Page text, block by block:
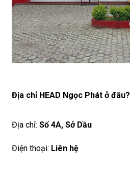
Địa chỉ HEAD Ngọc Phát ở đâu?
Địa chỉ: Số 4A, Sở Dầu
Điện thoại: Liên hệ